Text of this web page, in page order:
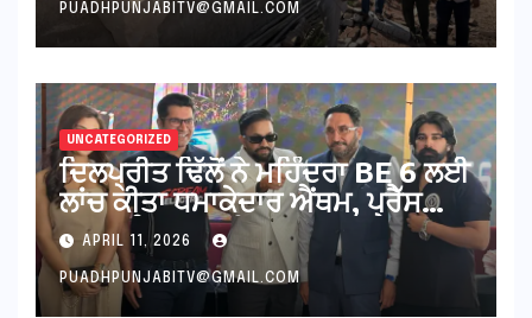
PUADHPUNJABITV@GMAIL.COM
UNCATEGORIZED
ਦਿਲਪ੍ਰੀਤ ਢਿੱਲੋਂ ਨੇ ਮਹਿੰਦਰਾ BE 6 ਲਈ
ਲਾਂਚ ਕੀਤਾ ਧਮਾਕੇਦਾਰ ਐਂਥਮ, ਪ੍ਰੈੱਸ
ਕਾਨਫਰੰਸ ‘ਚ ਛਾਇਆ ਜਲਵਾ
APRIL 11, 2026
PUADHPUNJABITV@GMAIL.COM